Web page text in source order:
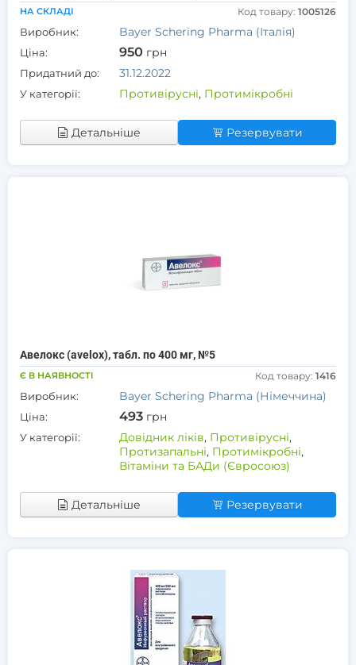
НА СКЛАДІ Код товару: 1005126
Виробник: Bayer Schering Pharma (Італія)
Ціна: 950 грн
Придатний до: 31.12.2022
У категорії: Противірусні, Протимікробні
Детальніше Резервувати
Авелокс (avelox), табл. по 400 мг, №5
Є В НАЯВНОСТІ Код товару: 1416
Виробник: Bayer Schering Pharma (Німеччина)
Ціна: 493 грн
У категорії: Довідник ліків, Противірусні,
Протизапальні, Протимікробні,
Вітаміни та БАДи (Євросоюз)
Детальніше Резервувати